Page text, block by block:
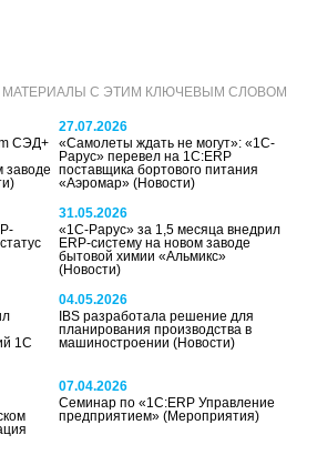
МАТЕРИАЛЫ С ЭТИМ КЛЮЧЕВЫМ СЛОВОМ
СЭД+
заводе
27.07.2026
«Самолеты ждать не могут»: «1С-
Рарус» перевел на 1C:ERP
поставщика бортового питания
«Аэромар»(Новости)
31.05.2026
«1С-Рарус» за 1,5 месяца внедрил
ERP-систему на новом заводе
бытовой химии «Альмикс»
(Новости)
1С
04.05.2026
IBS разработала решение для
планирования производства в
машиностроении(Новости)
07.04.2026
Семинар по «1С:ERP Управление
предприятием»(Мероприятия)